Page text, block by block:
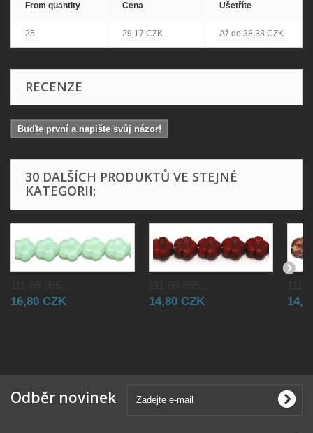
From quantity Cena Ušetříte
25 29,17 CZK Až do 38,38 CZK
RECENZE
Buďte první a napište svůj názor!
30 DALŠÍCH PRODUKTŮ VE STEJNÉ
KATEGORII:
16,80 CZK 14,80 CZK
Odběr novinek